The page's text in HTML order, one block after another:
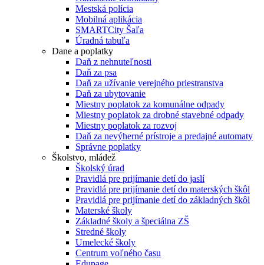
Mestská polícia
Mobilná aplikácia
SMARTCity Šaľa
Úradná tabuľa
Dane a poplatky
Daň z nehnuteľnosti
Daň za psa
Daň za užívanie verejného priestranstva
Daň za ubytovanie
Miestny poplatok za komunálne odpady
Miestny poplatok za drobné stavebné odpady
Miestny poplatok za rozvoj
Daň za nevýherné prístroje a predajné automaty
Správne poplatky
Školstvo, mládež
Školský úrad
Pravidlá pre prijímanie detí do jaslí
Pravidlá pre prijímanie detí do materských škôl
Pravidlá pre prijímanie detí do základných škôl
Materské školy
Základné školy a špeciálna ZŠ
Stredné školy
Umelecké školy
Centrum voľného času